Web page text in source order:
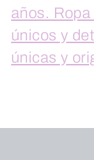
años.
únicos y
únicas y